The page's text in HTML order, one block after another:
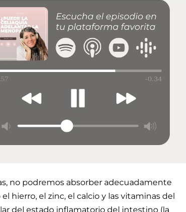
no podremos absorber adecuadamente
hierro, el zinc, el calcio y las vitaminas del
del estado inflamatorio del intestino (la